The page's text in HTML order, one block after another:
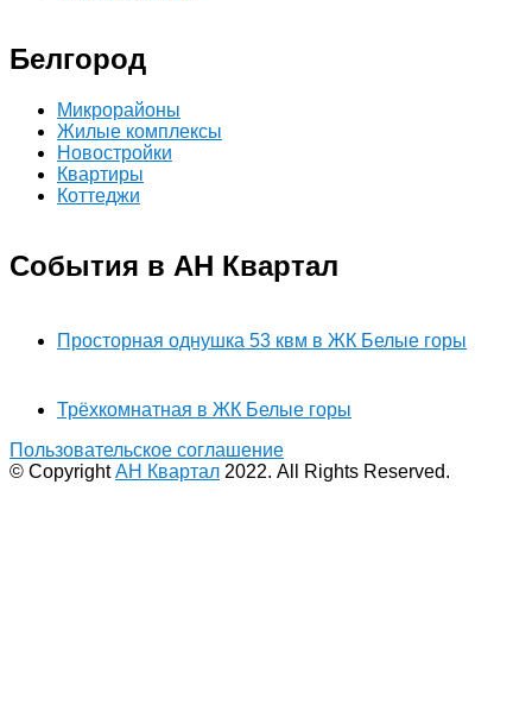
Белгород
Микрорайоны
Жилые комплексы
Новостройки
Квартиры
Коттеджи
События в АН Квартал
Просторная однушка 53 квм в ЖК Белые горы
Трёхкомнатная в ЖК Белые горы
Пользовательское соглашение
© CopyrightАН Квартал 2022. All Rights Reserved.